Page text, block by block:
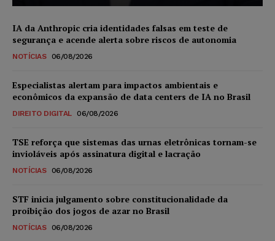
IA da Anthropic cria identidades falsas em teste de
segurança e acende alerta sobre riscos de autonomia
NOTÍCIAS 06/08/2026
Especialistas alertam para impactos ambientais e
econômicos da expansão de data centers de IA no Brasil
DIREITO DIGITAL 06/08/2026
TSE reforça que sistemas das urnas eletrônicas tornam-se
invioláveis após assinatura digital e lacração
NOTÍCIAS 06/08/2026
STF inicia julgamento sobre constitucionalidade da
proibição dos jogos de azar no Brasil
NOTÍCIAS 06/08/2026